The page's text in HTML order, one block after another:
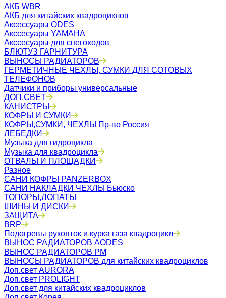
АКБ WBR
АКБ для китайских квадроциклов
Аксессуары ODES
Акссесуары YAMAHA
Акссесуары для снегоходов
БЛЮТУЗ ГАРНИТУРА
ВЫНОСЫ РАДИАТОРОВ
ГЕРМЕТИЧНЫЕ ЧЕХЛЫ, СУМКИ ДЛЯ СОТОВЫХ
ТЕЛЕФОНОВ
Датчики и приборы универсальные
ДОП.СВЕТ
КАНИСТРЫ
КОФРЫ И СУМКИ
КОФРЫ,СУМКИ, ЧЕХЛЫ Пр-во Россия
ЛЕБЕДКИ
Музыка для гидроцикла
Музыка для квадроцикла
ОТВАЛЫ И ПЛОЩАДКИ
Разное
САНИ КОФРЫ PANZERBOX
САНИ НАКЛАДКИ ЧЕХЛЫ Бьюско
ТОПОРЫ,ЛОПАТЫ
ШИНЫ И ДИСКИ
ЗАЩИТА
BRP
Подогревы рукояток и курка газа квадроцикл
ВЫНОС РАДИАТОРОВ AODES
ВЫНОС РАДИАТОРОВ РМ
ВЫНОСЫ РАДИАТОРОВ для китайских квадроциклов
Доп.свет AURORA
Доп.свет PROLIGHT
Доп.свет для китайских квадроциклов